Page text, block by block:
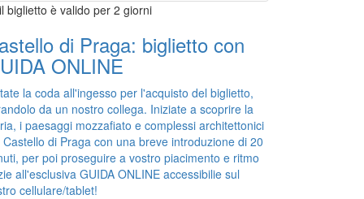
biglietto è valido per 2 giorni
di Praga: biglietto con
ONLINE
la coda all'ingesso per l'acquisto del biglietto,
da un nostro collega. Iniziate a scoprire la
i paesaggi mozzafiato e complessi architettonici
Castello di Praga con una breve introduzione di 20
per poi proseguire a vostro piacimento e ritmo
all'esclusiva GUIDA ONLINE accessibilie sul
cellulare/tablet!